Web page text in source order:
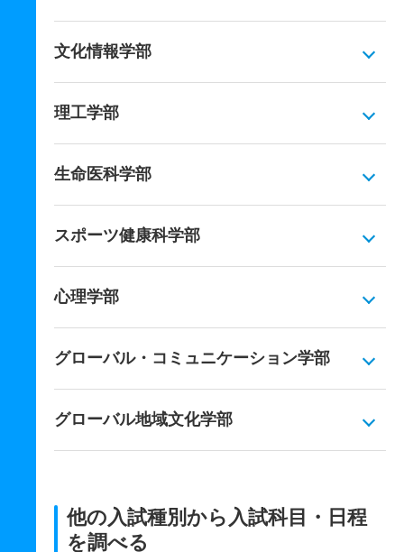
文化情報学部
理工学部
生命医科学部
スポーツ健康科学部
心理学部
グローバル・コミュニケーション学部
グローバル地域文化学部
他の入試種別から入試科目・日程
を調べる